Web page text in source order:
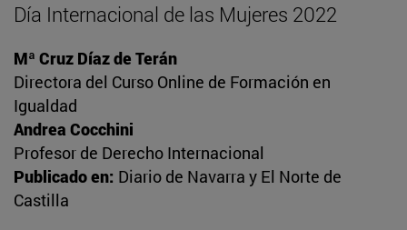
Día Internacional de las Mujeres 2022
Mª Cruz Díaz de Terán
Directora del Curso Online de Formación en
Igualdad
Andrea Cocchini
Profesor de Derecho Internacional
Publicado en: Diario de Navarra y El Norte de
Castilla